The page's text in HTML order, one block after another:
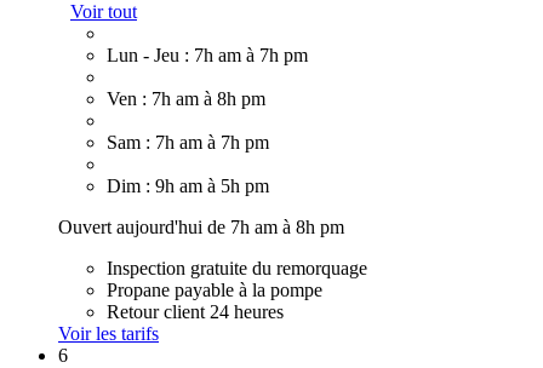
Voir tout
Lun - Jeu : 7h am à 7h pm
Ven : 7h am à 8h pm
Sam : 7h am à 7h pm
Dim : 9h am à 5h pm
Ouvert aujourd'hui de 7h am à 8h pm
Inspection gratuite du remorquage
Propane payable à la pompe
Retour client 24 heures
Voir les tarifs
6